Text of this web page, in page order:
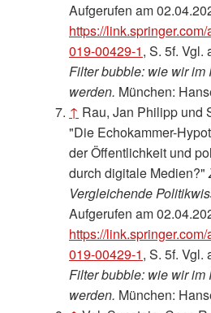
Aufgerufen am
https://
019-00429-1, S. 5f. Vgl.
Filter bubble: wie wir im
werden. München:
↑ Rau, Jan Philipp und
"Die Echokammer-
der Öffentlichkeit und
durch digitale Medien?"
Vergleichende
Aufgerufen am
https://
019-00429-1, S. 5f. Vgl.
Filter bubble: wie wir im
werden. München: